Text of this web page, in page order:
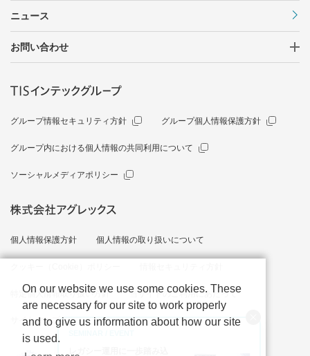
ニュース
お問い合わせ
グループ情報セキュリティ方針 グループ個人情報保護方針
グループ内における個人情報の共同利用について
ソーシャルメディアポリシー
個人情報保護方針 個人情報の取り扱いについて
特定個人情報取り扱い方針 当サイトのご利用にあたって
サイトマップ
On our website we use some cookies. These
are necessary for our site to work properly
and to give us information about how our site
is used.